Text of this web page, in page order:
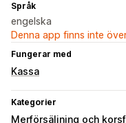
Språk
engelska
Denna app finns inte
Fungerar med
Kassa
Kategorier
Merförsäljning och